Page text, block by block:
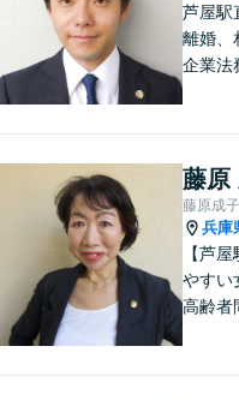
芦屋駅
離婚、
企業法
可♯中
藤原
藤原成
兵庫
【芦
やすい
高齢者